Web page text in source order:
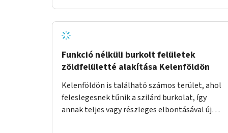
Funkció nélküli burkolt felületek
zöldfelületté alakítása Kelenföldön
Kelenföldön is található számos terület, ahol
feleslegesnek tűnik a szilárd burkolat, így
annak teljes vagy részleges elbontásával új